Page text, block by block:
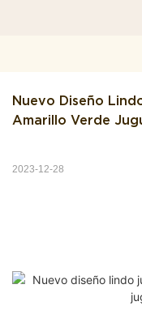
Nuevo Diseño
Amarillo Verde
2023-12-28